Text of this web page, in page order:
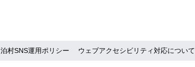
泊村SNS運用ポリシー ウェブアクセシビリティ対応について